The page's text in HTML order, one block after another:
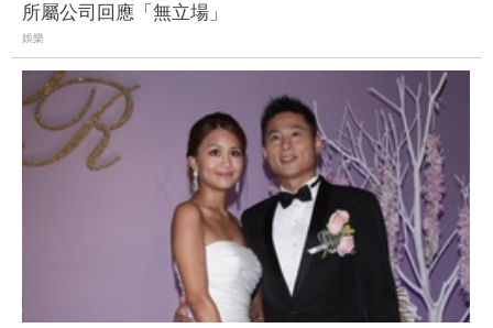
所屬公司回應「無立場」
娛樂